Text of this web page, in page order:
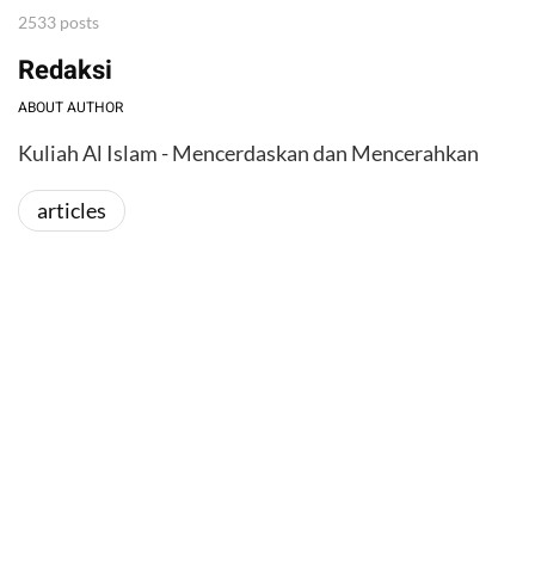
2533 posts
Redaksi
ABOUT AUTHOR
Kuliah Al Islam - Mencerdaskan dan Mencerahkan
articles